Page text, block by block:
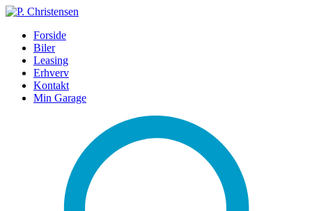
Forside
Biler
Leasing
Erhverv
Kontakt
Min Garage